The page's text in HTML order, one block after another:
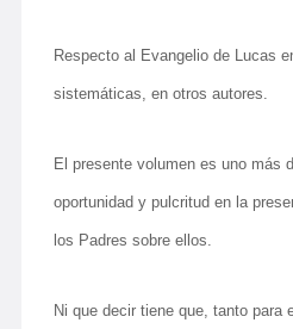
Respecto al Evangelio de Lucas
sistemáticas, en otros autores.
El presente volumen es uno más
oportunidad y pulcritud en la
los Padres sobre ellos.
Ni que decir tiene que, tanto